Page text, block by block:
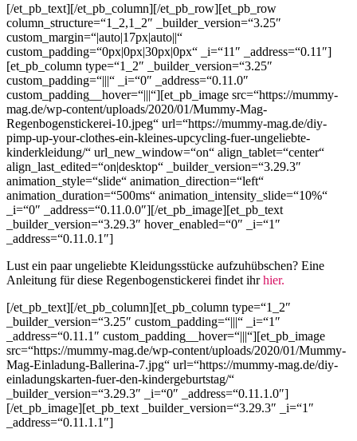
[/et_pb_text][/et_pb_column][/et_pb_row][et_pb_row
column_structure=“1_2,1_2″ _builder_version=“3.25″
custom_margin=“|auto|17px|auto||“
custom_padding=“0px|0px|30px|0px“ _i=“11″ _address=“0.11″]
[et_pb_column type=“1_2″ _builder_version=“3.25″
custom_padding=“|||“ _i=“0″ _address=“0.11.0″
custom_padding__hover=“|||“][et_pb_image src=“https://mummy-
mag.de/wp-content/uploads/2020/01/Mummy-Mag-
Regenbogenstickerei-10.jpeg“ url=“https://mummy-mag.de/diy-
pimp-up-your-clothes-ein-kleines-upcycling-fuer-ungeliebte-
kinderkleidung/“ url_new_window=“on“ align_tablet=“center“
align_last_edited=“on|desktop“ _builder_version=“3.29.3″
animation_style=“slide“ animation_direction=“left“
animation_duration=“500ms“ animation_intensity_slide=“10%“
_i=“0″ _address=“0.11.0.0″][/et_pb_image][et_pb_text
_builder_version=“3.29.3″ hover_enabled=“0″ _i=“1″
_address=“0.11.0.1″]
Lust ein paar ungeliebte Kleidungsstücke aufzuhübschen? Eine
Anleitung für diese Regenbogenstickerei findet ihrhier.
[/et_pb_text][/et_pb_column][et_pb_column type=“1_2″
_builder_version=“3.25″ custom_padding=“|||“ _i=“1″
_address=“0.11.1″ custom_padding__hover=“|||“][et_pb_image
src=“https://mummy-mag.de/wp-content/uploads/2020/01/Mummy-
Mag-Einladung-Ballerina-7.jpg“ url=“https://mummy-mag.de/diy-
einladungskarten-fuer-den-kindergeburtstag/“
_builder_version=“3.29.3″ _i=“0″ _address=“0.11.1.0″]
[/et_pb_image][et_pb_text _builder_version=“3.29.3″ _i=“1″
_address=“0.11.1.1″]